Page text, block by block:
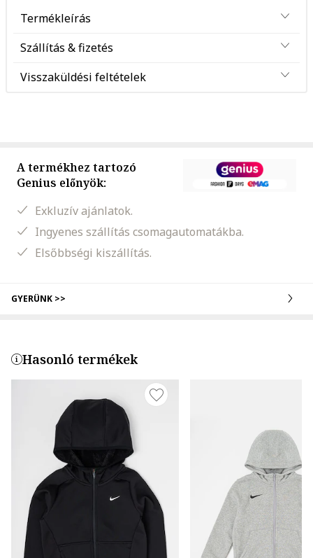
Termékleírás
Szállítás & fizetés
Visszaküldési feltételek
A termékhez tartozó
Genius előnyök:
Exkluzív ajánlatok.
Ingyenes szállítás csomagautomatákba.
Elsőbbségi kiszállítás.
GYERÜNK >>
Hasonló termékek